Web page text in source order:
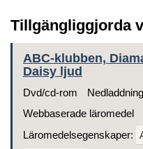
Tillgängliggjorda
ABC-klubben,
Daisy ljud
Dvd/cd-rom
Webbaserade läromedel
Läromedelsegenskaper: